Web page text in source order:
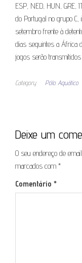
ESP, NED, HUN, GRE,
do Portugal no grupo C,
setembro frente à
dias seguintes a África
jogos serão
Category Pólo Aquático
Deixe um
O seu endereço de
marcados com *
Comentário *